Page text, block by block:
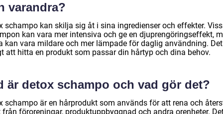
varandra?
schampo kan skilja sig åt i sina ingredienser och effekter.
kan vara mer intensiva och ge en djuprengöringseffekt,
kan vara mildare och mer lämpade för daglig användning.
att hitta en produkt som passar din hårtyp och dina behov.
är detox schampo och vad gör det?
schampo är en hårprodukt som används för att rena och
från föroreningar, produktuppbyggnad och andra orenheter.